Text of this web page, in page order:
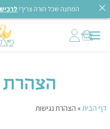
המתנה שכל הורה צריך!
הצהרת
דף הבית» הצהרת נגישות